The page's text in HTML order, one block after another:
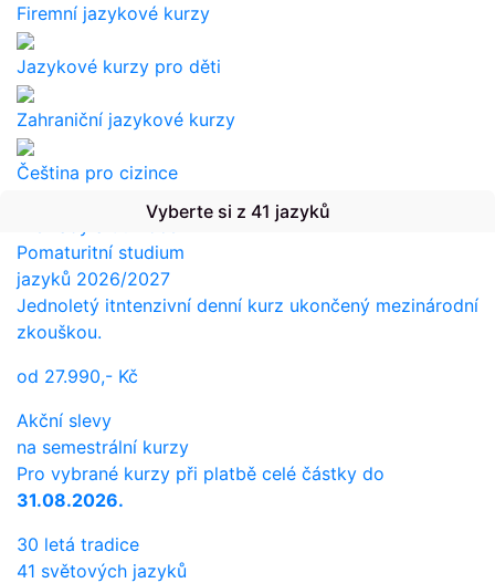
Firemní jazykové kurzy
Jazykové kurzy pro děti
Zahraniční jazykové kurzy
Čeština pro cizince
Překlady a tlumočení
Vyberte si z 41 jazyků
Pomaturitní studium
jazyků 2026/2027
Jednoletý itntenzivní denní kurz ukončený mezinárodní
zkouškou.
od 27.990,- Kč
Akční slevy
na semestrální kurzy
Pro vybrané kurzy při platbě celé částky do
31.08.2026.
30 letá tradice
41 světových jazyků